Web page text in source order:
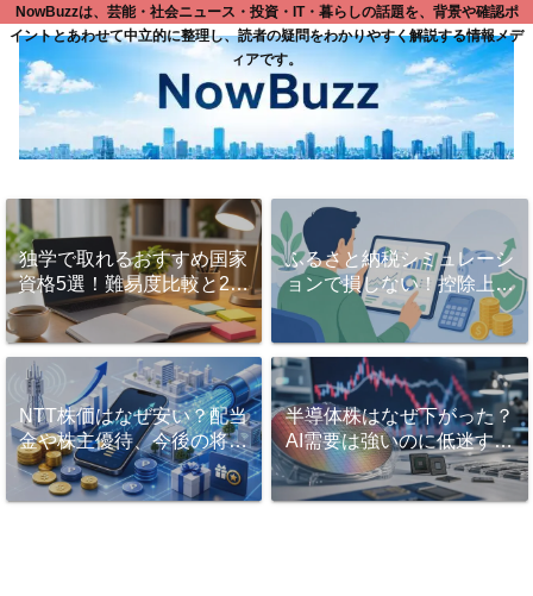
NowBuzzは、芸能・社会ニュース・投資・IT・暮らしの話題を、背景や確認ポ
イントとあわせて中立的に整理し、読者の疑問をわかりやすく解説する情報メデ
ィアです。
独学で取れるおすすめ国家
資格5選！難易度比較と2ヶ
月で一発合格する勉強法と
は？
ふるさと納税シミュレーシ
ョンで損しない！控除上限
額を正確に計算するコツと
活用法
NTT株価はなぜ安い？配当
金や株主優待、今後の将来
性を徹底解説！
半導体株はなぜ下がった？
AI需要は強いのに低迷する
理由と今後の見方